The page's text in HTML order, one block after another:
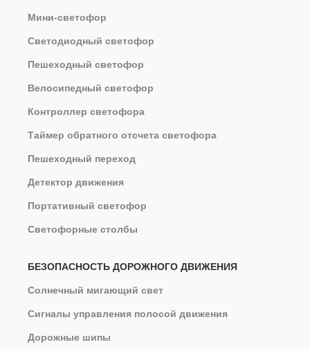
Мини-светофор
Светодиодный светофор
Пешеходный светофор
Велосипедный светофор
Контроллер светофора
Таймер обратного отсчета светофора
Пешеходный переход
Детектор движения
Портативный светофор
Светофорные столбы
БЕЗОПАСНОСТЬ ДОРОЖНОГО ДВИЖЕНИЯ
Солнечный мигающий свет
Сигналы управления полосой движения
Дорожные шипы